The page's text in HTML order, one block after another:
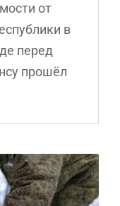
от
в
перед
прошёл